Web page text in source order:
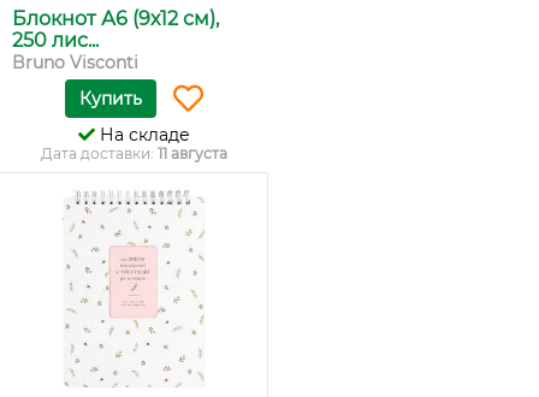
Блокнот А6 (9х12 см),
250 лис...
Bruno Visconti
Купить
На складе
Дата доставки: 11 августа